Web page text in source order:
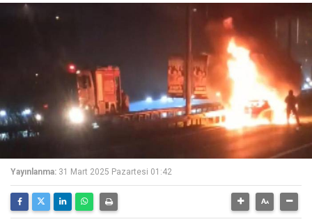
Yayınlanma: 31 Mart 2025 Pazartesi 01:42